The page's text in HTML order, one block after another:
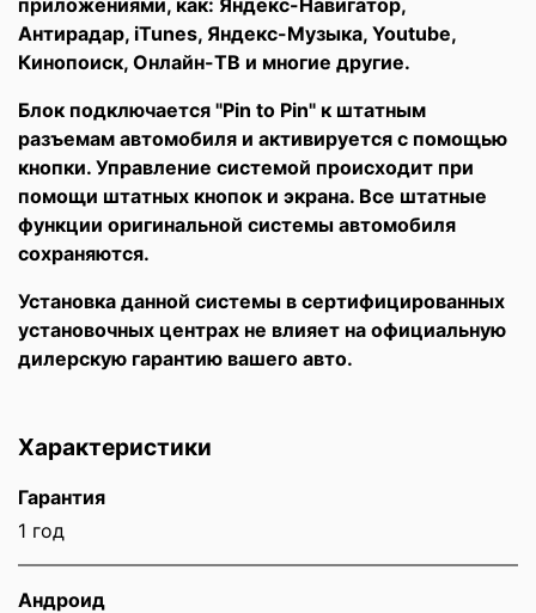
Антирадар, iTunes, Яндекс-Музыка, Youtube,
Кинопоиск, Онлайн-ТВ и многие другие.
Блок подключается "Pin to Pin" к штатным
разъемам автомобиля и активируется с помощью
кнопки. Управление системой происходит при
помощи штатных кнопок и экрана. Все штатные
функции оригинальной системы автомобиля
сохраняются.
Установка данной системы в сертифицированных
установочных центрах не влияет на официальную
дилерскую гарантию вашего авто.
Характеристики
Гарантия
1 год
Андроид